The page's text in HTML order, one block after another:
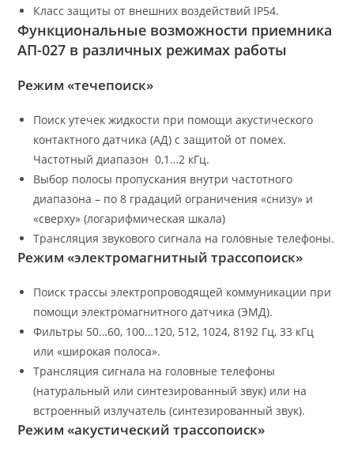
Класс защиты от внешних воздействий IP54.
Функциональные возможности приемника
АП-­027 в различных режимах работы
Режим «течепоиск»
Поиск утечек жидкости при помощи акустического
контактного датчика (АД) с защитой от помех.
Частотный диапазон ­ 0,1…2 кГц.
Выбор полосы пропускания внутри частотного
диапазона – по 8 градаций ограничения «снизу» и
«сверху» (логарифмическая шкала)
Трансляция звукового сигнала на головные телефоны.
Режим «электромагнитный трассопоиск»
Поиск трассы электропроводящей коммуникации при
помощи электромагнитного датчика (ЭМД).
Фильтры 50…60, 100…120, 512, 1024, 8192 Гц, 33 кГц
или «широкая полоса».
Трансляция сигнала на головные телефоны
(натуральный или синтезированный звук) или на
встроенный излучатель (синтезированный звук).
Режим «акустический трассопоиск»